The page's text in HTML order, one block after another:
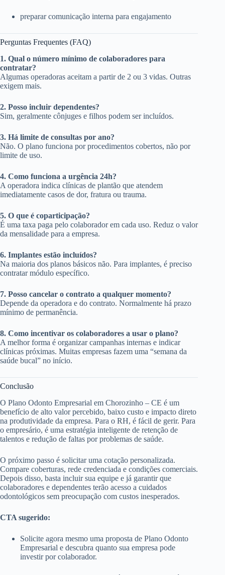
preparar comunicação interna para engajamento
Perguntas Frequentes (FAQ)
1. Qual o número mínimo de colaboradores para
contratar?
Algumas operadoras aceitam a partir de 2 ou 3 vidas. Outras
exigem mais.
2. Posso incluir dependentes?
Sim, geralmente cônjuges e filhos podem ser incluídos.
3. Há limite de consultas por ano?
Não. O plano funciona por procedimentos cobertos, não por
limite de uso.
4. Como funciona a urgência 24h?
A operadora indica clínicas de plantão que atendem
imediatamente casos de dor, fratura ou trauma.
5. O que é coparticipação?
É uma taxa paga pelo colaborador em cada uso. Reduz o valor
da mensalidade para a empresa.
6. Implantes estão incluídos?
Na maioria dos planos básicos não. Para implantes, é preciso
contratar módulo específico.
7. Posso cancelar o contrato a qualquer momento?
Depende da operadora e do contrato. Normalmente há prazo
mínimo de permanência.
8. Como incentivar os colaboradores a usar o plano?
A melhor forma é organizar campanhas internas e indicar
clínicas próximas. Muitas empresas fazem uma “semana da
saúde bucal” no início.
Conclusão
O Plano Odonto Empresarial em Chorozinho – CE é um
benefício de alto valor percebido, baixo custo e impacto direto
na produtividade da empresa. Para o RH, é fácil de gerir. Para
o empresário, é uma estratégia inteligente de retenção de
talentos e redução de faltas por problemas de saúde.
O próximo passo é solicitar uma cotação personalizada.
Compare coberturas, rede credenciada e condições comerciais.
Depois disso, basta incluir sua equipe e já garantir que
colaboradores e dependentes terão acesso a cuidados
odontológicos sem preocupação com custos inesperados.
CTA sugerido:
Solicite agora mesmo uma proposta de Plano Odonto
Empresarial e descubra quanto sua empresa pode
investir por colaborador.